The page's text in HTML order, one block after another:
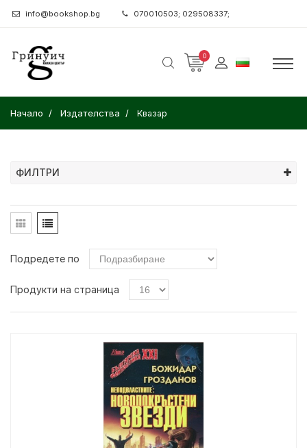
info@bookshop.bg 070010503; 029508337;
0
Начало Издателства Квазар
ФИЛТРИ
Подредете по
Продукти на страница